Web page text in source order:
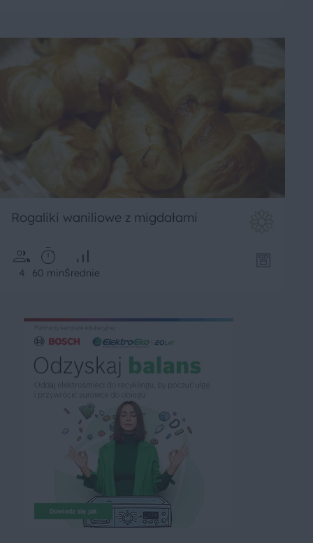
Rogaliki waniliowe z migdałami
4 60 minŚrednie